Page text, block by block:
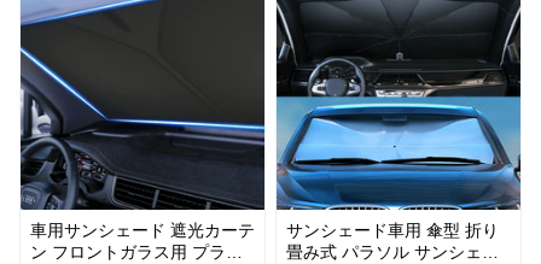
車用サンシェード 遮光カーテ
ン フロントガラス用 プライ
サンシェード車用 傘型 折り
畳み式 パラソル サンシェー